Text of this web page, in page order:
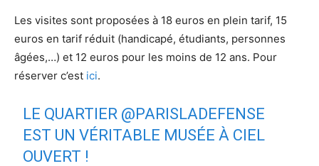
Les visites sont proposées à 18 euros en plein tarif, 15
euros en tarif réduit (handicapé, étudiants, personnes
âgées,…) et 12 euros pour les moins de 12 ans. Pour
réserver c’est ici.
LE QUARTIER @PARISLADEFENSE
EST UN VÉRITABLE MUSÉE À CIEL
OUVERT !